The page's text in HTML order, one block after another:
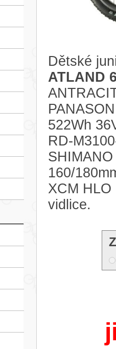
Dětské
ATLAND
522Wh
RD-
160/
XCM
vidlice.